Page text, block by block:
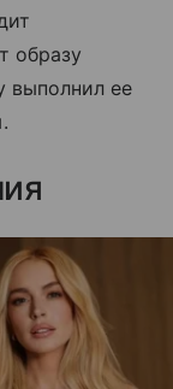
образу
выполнил ее